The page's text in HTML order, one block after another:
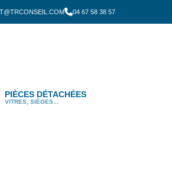
04 67 58 38 57
PIÈCES DÉTACHÉES
VITRES, SIÈGES...